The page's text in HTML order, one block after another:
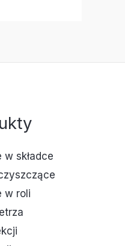
w składce
w roli